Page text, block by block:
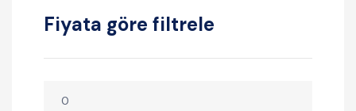
Fiyata göre filtrele